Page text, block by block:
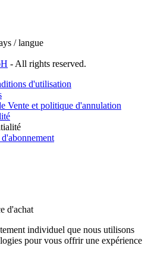
/ langue
- All rights reserved.
d'utilisation
Vente et politique d'annulation
d'achat
individuel que nous utilisons
pour vous offrir une expérience